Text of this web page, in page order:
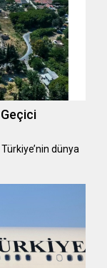
Geçici
dünya